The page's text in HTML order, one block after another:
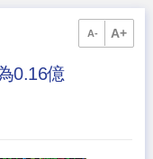
A- A+
0.16億